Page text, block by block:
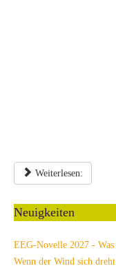
Weiterlesen:
Neuigkeiten
EEG-Novelle 2027 -
Wenn der Wind sich